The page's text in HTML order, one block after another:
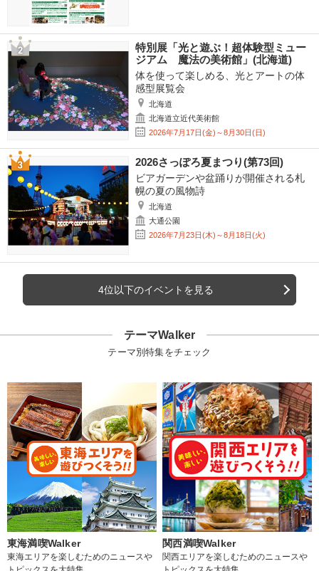
特別展「光と遊ぶ！超体験型ミュー
ジアム 魔法の美術館」(北海道)
体を使って楽しめる、光とアートの体
感型展覧会
北海道
北海道立近代美術館
2026年7月17日(金)～8月30日(日)
2026さっぽろ夏まつり(第73回)
ビアガーデンや盆踊りが開催される札
幌の夏の風物詩
北海道
大通公園
2026年7月23日(木)～8月18日(火)
4位以下のイベントを見る
テーマWalker
テーマ別特集をチェック
東海満喫Walker
東海エリアを楽しむためのニュースや
関西満喫Walker
関西エリアを楽しむためのニュースや